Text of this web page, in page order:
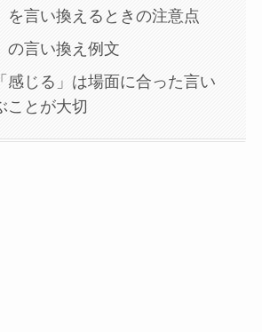
を言い換えるときの注意点
の言い換え例文
感じる」は場面に合った言い
ことが大切